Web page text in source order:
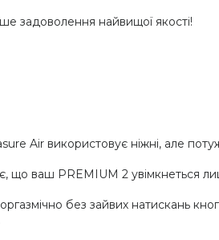
задоволення найвищої якості!
Air використовує ніжні, але
що ваш PREMIUM 2 увімкнеться
без зайвих натискань